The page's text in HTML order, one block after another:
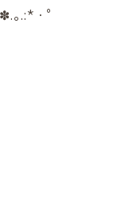
｡.:*・ﾟ